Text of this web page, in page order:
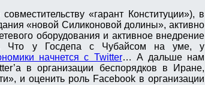
«гарант Конституции»), в
«новой Силиконовой долины», активно
оборудования и активное внедрение
Что у Госдепа с Чубайсом на уме, у
начнется с Twitter… А дальше нам
в организации беспорядков в Иране,
и оценить роль Facebook в организации